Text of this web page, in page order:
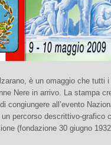
è un omaggio che tutti
Nere in arrivo. La stampa
congiungere all’evento
percorso descrittivo-grafico
(fondazione 30 giugno